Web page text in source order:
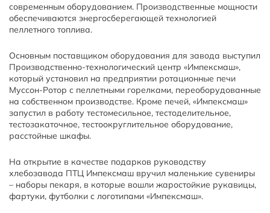
современным оборудованием. Производственные мощности
обеспечиваются энергосберегающей технологией
пеллетного топлива.
Основным поставщиком оборудования для завода выступил
Производственно-технологический центр «Импексмаш»,
который установил на предприятии ротационные печи
Муссон-Ротор с пеллетными горелками, переоборудованные
на собственном производстве. Кроме печей, «Импексмаш»
запустил в работу тестомесильное, тестоделительное,
тестозакаточное, тестоокруглительное оборудование,
расстойные шкафы.
На открытие в качестве подарков руководству
хлебозавода ПТЦ Импексмаш вручил маленькие сувениры
– наборы пекаря, в которые вошли жаростойкие рукавицы,
фартуки, футболки с логотипами «Импексмаш».